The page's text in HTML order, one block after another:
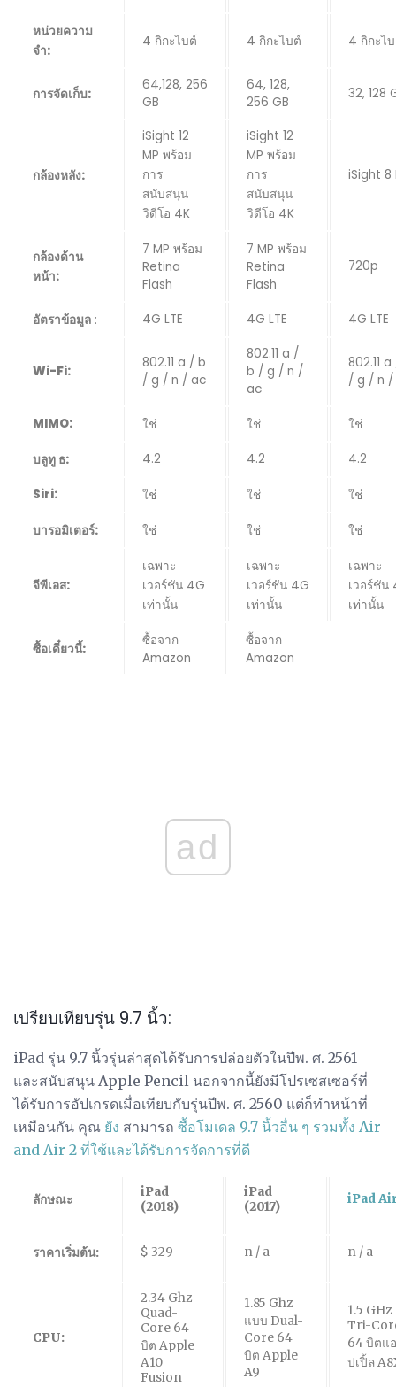
หน่วยความ
จำ:
4 กิกะไบต์ 4 กิกะไบต์ 4 กิกะไ
การจัดเก็บ:
64,128, 256
GB
64, 128,
256 GB
32, 128
กล้องหลัง:
iSight 12
MP พร้อม
การ
สนับสนุน
วิดีโอ 4K
iSight 12
MP พร้อม
การ
สนับสนุน
วิดีโอ 4K
iSight 8
กล้องด้าน
หน้า:
7 MP พร้อม
Retina
Flash
7 MP พร้อม
Retina
Flash
720p
อัตราข้อมูล : 4G LTE 4G LTE 4G LTE
Wi-Fi:
802.11 a / b
/ g / n / ac
802.11 a /
b / g / n /
ac
802.11
/ g / n /
MIMO: ใช่ ใช่ ใช่
บลูทู ธ: 4.2 4.2 4.2
Siri: ใช่ ใช่ ใช่
บารอมิเตอร์: ใช่ ใช่ ใช่
จีพีเอส:
เฉพาะ
เวอร์ชัน 4G
เท่านั้น
เฉพาะ
เวอร์ชัน 4G
เท่านั้น
เฉพาะ
เวอร์ชัน
เท่านั้น
ซื้อเดี๋ยวนี้:
ซื้อจาก
Amazon
ซื้อจาก
Amazon
ad
เปรียบเทียบรุ่น 9.7 นิ้ว:
iPad รุ่น 9.7 นิ้วรุ่นล่าสุดได้รับการปล่อยตัวในปีพ. ศ. 2561
และสนับสนุน Apple Pencil นอกจากนี้ยังมีโปรเซสเซอร์ที่
ได้รับการอัปเกรดเมื่อเทียบกับรุ่นปีพ. ศ. 2560 แต่ก็ทำหน้าที่
เหมือนกัน คุณ ยัง สามารถ ซื้อโมเดล 9.7 นิ้วอื่น ๆ รวมทั้ง Air
and Air 2 ที่ใช้และได้รับการจัดการที่ดี
ลักษณะ
iPad
(2018)
iPad
(2017)
iPad
ราคาเริ่มต้น: $ 329 n / a n / a
CPU:
2.34 Ghz
Quad-
Core 64
บิต Apple
A10
Fusion
1.85 Ghz
แบบ Dual-
Core 64
บิต Apple
A9
1.5 GHz
Tri-
64 บิตแอ
ปเปิ้ล